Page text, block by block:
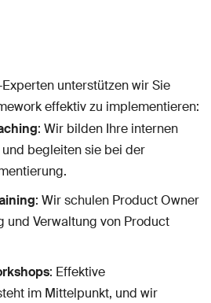
unterstützen wir Sie
effektiv zu implementieren:
: Wir bilden Ihre internen
begleiten sie bei der
: Wir schulen Product Owner
und Verwaltung von Product
: Effektive
im Mittelpunkt, und wir